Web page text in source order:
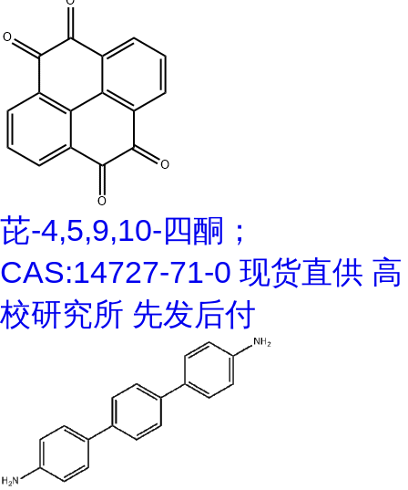
芘-4,5,9,10-四酮；
CAS:14727-71-0 现货直供 高
校研究所 先发后付